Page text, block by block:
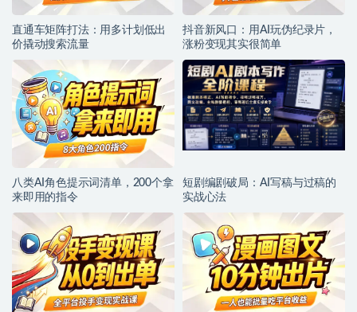
直通车矩阵打法：用多计划低出
价撬动搜索流量
抖音新风口：用AI玩伪纪录片，
涨粉变现其实很简单
八类AI角色提示词清单，200个拿
来即用的指令
短剧编剧破局：AI写稿与过稿的
实战心法